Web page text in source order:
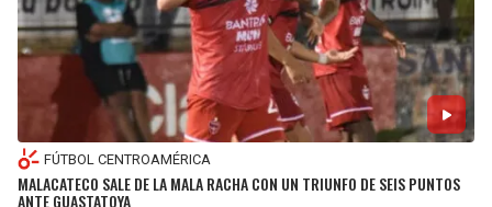
FÚTBOL CENTROAMÉRICA
MALACATECO SALE DE LA MALA RACHA CON UN TRIUNFO DE SEIS PUNTOS
ANTE GUASTATOYA